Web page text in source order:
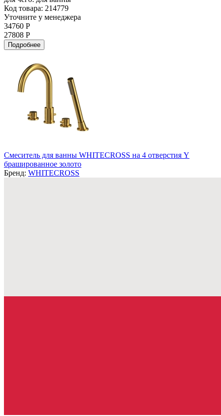
Код товара: 214779
Уточните у менеджера
34760 Р
27808 Р
Подробнее
Смеситель для ванны WHITECROSS на 4 отверстия Y
брашированное золото
Бренд: WHITECROSS